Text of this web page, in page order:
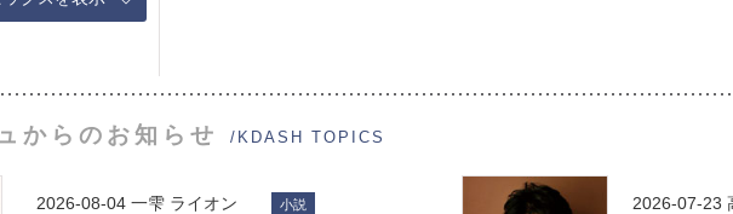
からのお知らせ /KDASH TOPICS
2026-08-04 一雫 ライオン 小説 2026-07-23